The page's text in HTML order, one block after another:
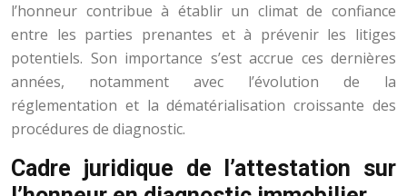
l’honneur contribue à établir un climat de confiance
entre les parties prenantes et à prévenir les litiges
potentiels. Son importance s’est accrue ces dernières
années, notamment avec l’évolution de la
réglementation et la dématérialisation croissante des
procédures de diagnostic.
Cadre juridique de l’attestation sur